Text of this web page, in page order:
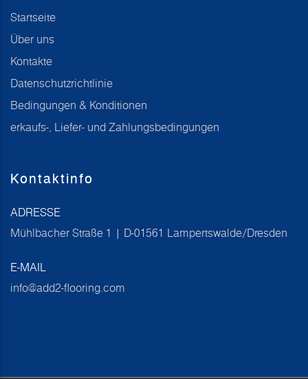
Startseite
Über uns
Kontakte
Datenschutzrichtlinie
Bedingungen & Konditionen
erkaufs-, Liefer- und Zahlungsbedingungen
Kontaktinfo
ADRESSE
Mühlbacher Straße 1 | D-01561 Lampertswalde/Dresden
E-MAIL
info@add2-flooring.com